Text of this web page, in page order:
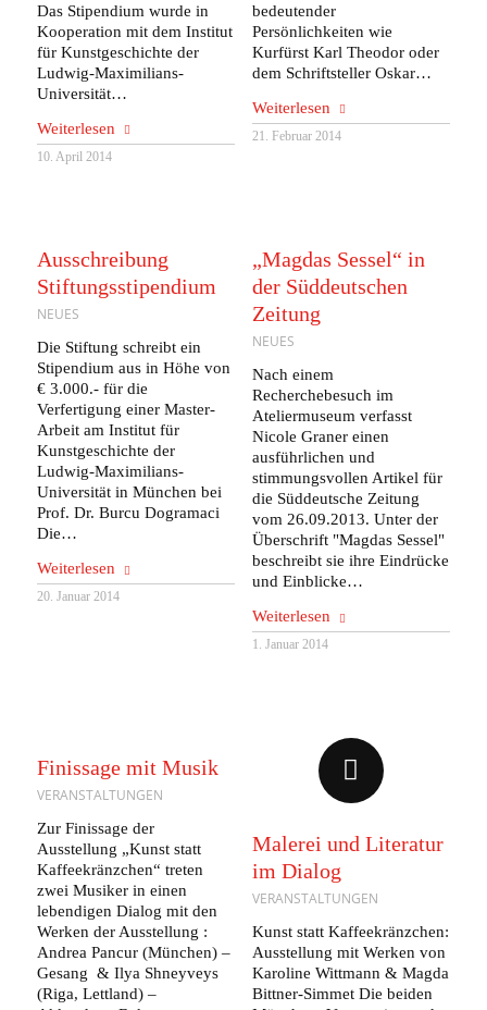
Das Stipendium wurde in
Kooperation mit dem Institut
für Kunstgeschichte der
Ludwig-Maximilians-
Universität…
Weiterlesen
10. April 2014
bedeutender
Persönlichkeiten wie
Kurfürst Karl Theodor oder
dem Schriftsteller Oskar…
Weiterlesen
21. Februar 2014
Ausschreibung
Stiftungsstipendium
NEUES
Die Stiftung schreibt ein
Stipendium aus in Höhe von
€ 3.000.- für die
Verfertigung einer Master-
Arbeit am Institut für
Kunstgeschichte der
Ludwig-Maximilians-
Universität in München bei
Prof. Dr. Burcu Dogramaci
Die…
Weiterlesen
20. Januar 2014
„Magdas Sessel“ in
der Süddeutschen
Zeitung
NEUES
Nach einem
Recherchebesuch im
Ateliermuseum verfasst
Nicole Graner einen
ausführlichen und
stimmungsvollen Artikel für
die Süddeutsche Zeitung
vom 26.09.2013. Unter der
Überschrift "Magdas Sessel"
beschreibt sie ihre Eindrücke
und Einblicke…
Weiterlesen
1. Januar 2014
Finissage mit Musik
VERANSTALTUNGEN
Zur Finissage der
Ausstellung „Kunst statt
Kaffeekränzchen“ treten
zwei Musiker in einen
lebendigen Dialog mit den
Werken der Ausstellung :
Andrea Pancur (München) –
Gesang & Ilya Shneyveys
(Riga, Lettland) –
Malerei und Literatur
im Dialog
VERANSTALTUNGEN
Kunst statt Kaffeekränzchen:
Ausstellung mit Werken von
Karoline Wittmann & Magda
Bittner-Simmet Die beiden